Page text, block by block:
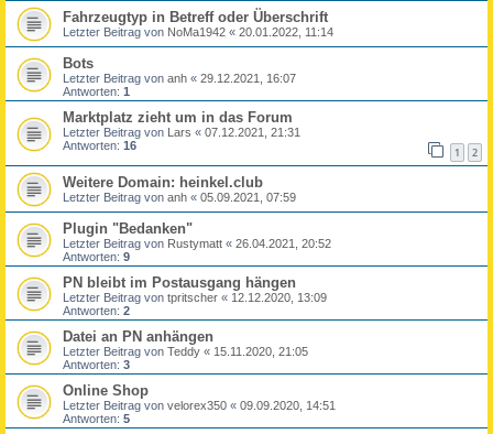
Fahrzeugtyp in Betreff oder Überschrift
Letzter Beitrag von NoMa1942 « 20.01.2022, 11:14
Bots
Letzter Beitrag von anh « 29.12.2021, 16:07
Antworten: 1
Marktplatz zieht um in das Forum
Letzter Beitrag von Lars « 07.12.2021, 21:31
Antworten: 16 1 2
Weitere Domain: heinkel.club
Letzter Beitrag von anh « 05.09.2021, 07:59
Plugin "Bedanken"
Letzter Beitrag von Rustymatt « 26.04.2021, 20:52
Antworten: 9
PN bleibt im Postausgang hängen
Letzter Beitrag von tpritscher « 12.12.2020, 13:09
Antworten: 2
Datei an PN anhängen
Letzter Beitrag von Teddy « 15.11.2020, 21:05
Antworten: 3
Online Shop
Letzter Beitrag von velorex350 « 09.09.2020, 14:51
Antworten: 5